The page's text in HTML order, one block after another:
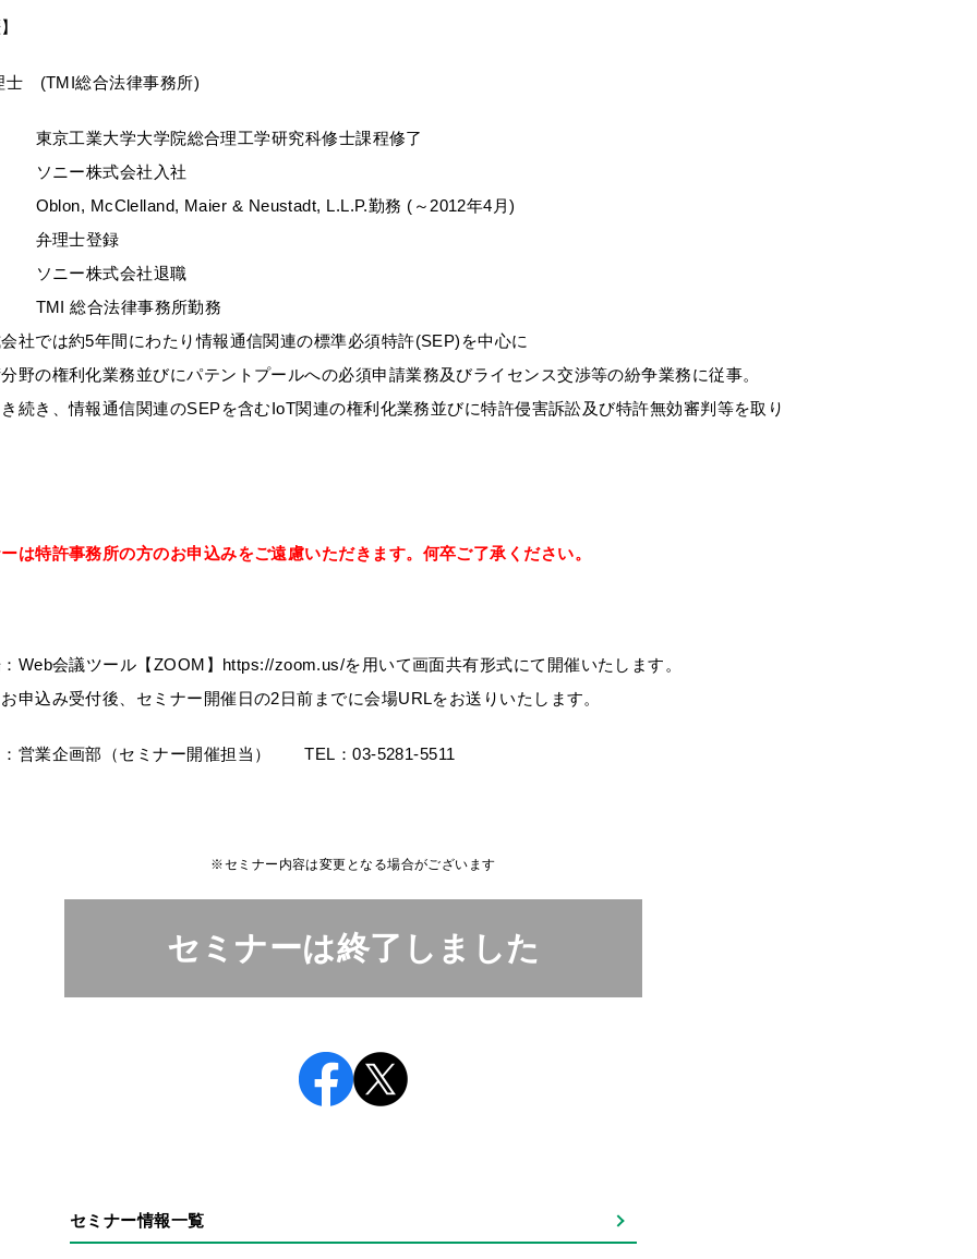
士 (TMI総合法律事務所)
東京工業大学大学院総合理工学研究科修士課程修了
ソニー株式会社入社
Oblon, McClelland, Maier & Neustadt, L.L.P.勤務 (～2012年4月)
弁理士登録
ソニー株式会社退職
TMI 総合法律事務所勤務
社では約5年間にわたり情報通信関連の標準必須特許(SEP)を中心に
野の権利化業務並びにパテントプールへの必須申請業務及びライセンス交渉等の紛争業務に従事。
続き、情報通信関連のSEPを含むIoT関連の権利化業務並びに特許侵害訴訟及び特許無効審判等を取り
は特許事務所の方のお申込みをご遠慮いただきます。何卒ご了承ください。
会議ツール【ZOOM】https://zoom.us/を用いて画面共有形式にて開催いたします。
付後、セミナー開催日の2日前までに会場URLをお送りいたします。
業企画部（セミナー開催担当） TEL：03-5281-5511
※セミナー内容は変更となる場合がございます
セミナーは終了しました
セミナー情報一覧